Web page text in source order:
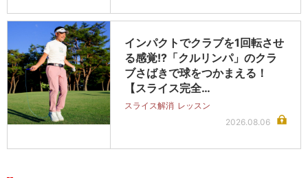
インパクトでクラブを1回転させ
る感覚!?「クルリンパ」のクラ
ブさばきで球をつかまえる！
【スライス完全…
スライス解消 レッスン
2026.08.06